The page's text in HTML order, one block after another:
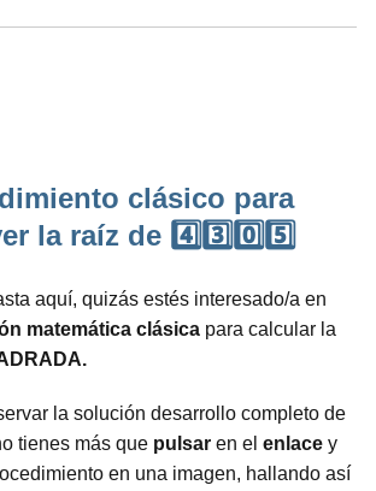
clásico para
la raíz de 4️⃣3️⃣0️⃣5️⃣
aquí, quizás estés interesado/a en
matemática clásica para calcular la
la solución desarrollo completo de
tienes más que pulsar en el enlace y
en una imagen, hallando así